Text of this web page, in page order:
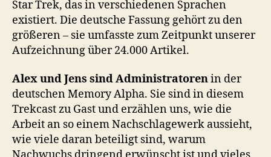
Star Trek, das in verschiedenen Sprachen
existiert. Die deutsche Fassung gehört zu den
größeren – sie umfasste zum Zeitpunkt unserer
Aufzeichnung über 24.000 Artikel.
Alex und Jens sind Administratorenin der
deutschen Memory Alpha. Sie sind in diesem
Trekcast zu Gast und erzählen uns, wie die
Arbeit an so einem Nachschlagewerk aussieht,
wie viele daran beteiligt sind, warum